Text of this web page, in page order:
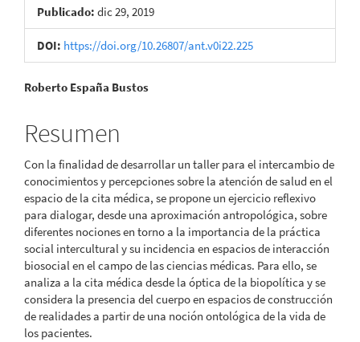
Publicado: dic 29, 2019
DOI: https://doi.org/10.26807/ant.v0i22.225
Contenido
principal
del
artículo
Roberto España Bustos
Resumen
Con la finalidad de desarrollar un taller para el intercambio de
conocimientos y percepciones sobre la atención de salud en el
espacio de la cita médica, se propone un ejercicio reflexivo
para dialogar, desde una aproximación antropológica, sobre
diferentes nociones en torno a la importancia de la práctica
social intercultural y su incidencia en espacios de interacción
biosocial en el campo de las ciencias médicas. Para ello, se
analiza a la cita médica desde la óptica de la biopolítica y se
considera la presencia del cuerpo en espacios de construcción
de realidades a partir de una noción ontológica de la vida de
los pacientes.